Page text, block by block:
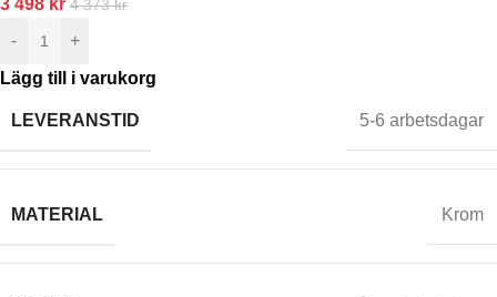
4 373kr
-
+
Lägg till i varukorg
LEVERANSTID 5-6 arbetsdagar
MATERIAL Krom